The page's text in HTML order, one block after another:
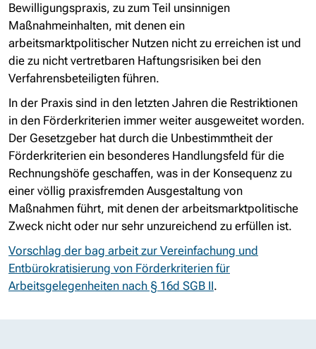
Bewilligungspraxis, zu zum Teil unsinnigen
Maßnahmeinhalten, mit denen ein
arbeitsmarktpolitischer Nutzen nicht zu erreichen ist und
die zu nicht vertretbaren Haftungsrisiken bei den
Verfahrensbeteiligten führen.
In der Praxis sind in den letzten Jahren die Restriktionen
in den Förderkriterien immer weiter ausgeweitet worden.
Der Gesetzgeber hat durch die Unbestimmtheit der
Förderkriterien ein besonderes Handlungsfeld für die
Rechnungshöfe geschaffen, was in der Konsequenz zu
einer völlig praxisfremden Ausgestaltung von
Maßnahmen führt, mit denen der arbeitsmarktpolitische
Zweck nicht oder nur sehr unzureichend zu erfüllen ist.
Vorschlag der bag arbeit zur Vereinfachung und
Entbürokratisierung von Förderkriterien für
Arbeitsgelegenheiten nach § 16d SGB II.